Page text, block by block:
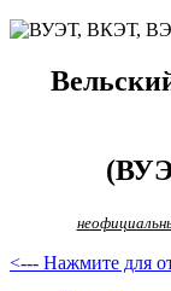
<--- Нажмите для